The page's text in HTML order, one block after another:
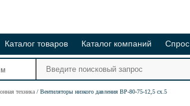
Каталог товаров Каталог компаний Спрос
техника Вентиляторы низкого давления ВР-80-75-12,5 сх.5